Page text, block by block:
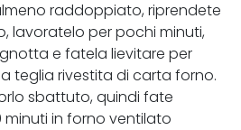
raddoppiato, riprendete
lavoratelo per pochi minuti,
e fatela lievitare per
teglia rivestita di carta forno.
sbattuto, quindi fate
in forno ventilato